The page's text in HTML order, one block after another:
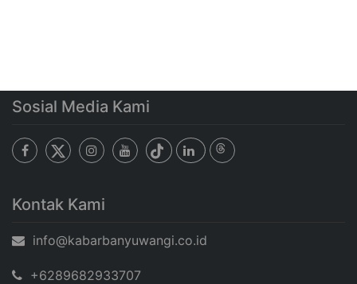
Sosial Media Kami
Kontak Kami
info@kabarbanyuwangi.co.id
+6289682933707